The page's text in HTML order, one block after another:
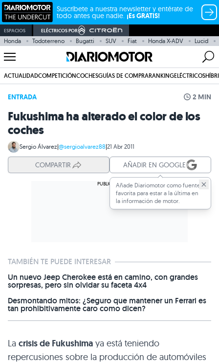
Suscríbete a nuestra newsletter y entérate de
todo antes que nadie. ¡Es GRATIS!
ESPACIOS ELÉCTRICOS POR
Honda Todoterreno Bugatti SUV Fiat Honda X-ADV Lucid
ACTUALIDADCOMPETICIÓNCOCHESGUÍAS DE COMPRARANKINGELÉCTRICOS
ENTRADA 2 MIN
Fukushima ha alterado el color de los
coches
Sergio Álvarez|@sergioalvarez88|21 Abr 2011
COMPARTIR AÑADIR EN GOOGLE
Añade Diariomotor como fuente
favorita para estar a la última en
la información de motor.
TAMBIÉN TE PUEDE INTERESAR
Un nuevo Jeep Cherokee está en camino, con grandes
sorpresas, pero sin olvidar su faceta 4x4
Desmontando mitos: ¿Seguro que mantener un Ferrari es
tan prohibitivamente caro como dicen?
La crisis de Fukushima ya está teniendo
repercusiones sobre la producción de automóviles